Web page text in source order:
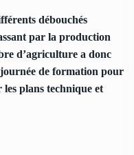
débouchés
par la production
d’agriculture a donc
de formation pour
plans technique et